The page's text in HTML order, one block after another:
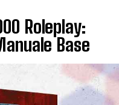
Roleplay:
Base